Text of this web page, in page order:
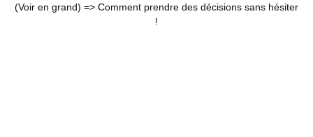
(Voir en grand) => Comment prendre des décisions sans hésiter
!